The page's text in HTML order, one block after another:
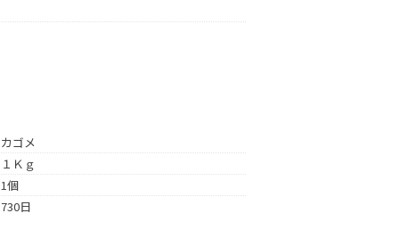
カゴメ
１Ｋｇ
1個
730日